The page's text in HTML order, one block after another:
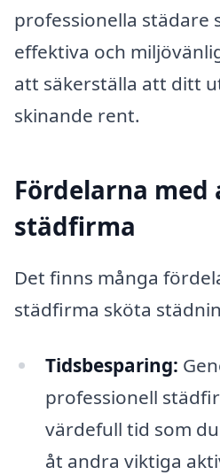
professionella städare
effektiva och
att säkerställa att ditt
skinande rent.
Fördelarna
städfirma
Det finns många
städfirma sköta
Tidsbesparing:
professionell
värdefull tid som
åt andra viktiga